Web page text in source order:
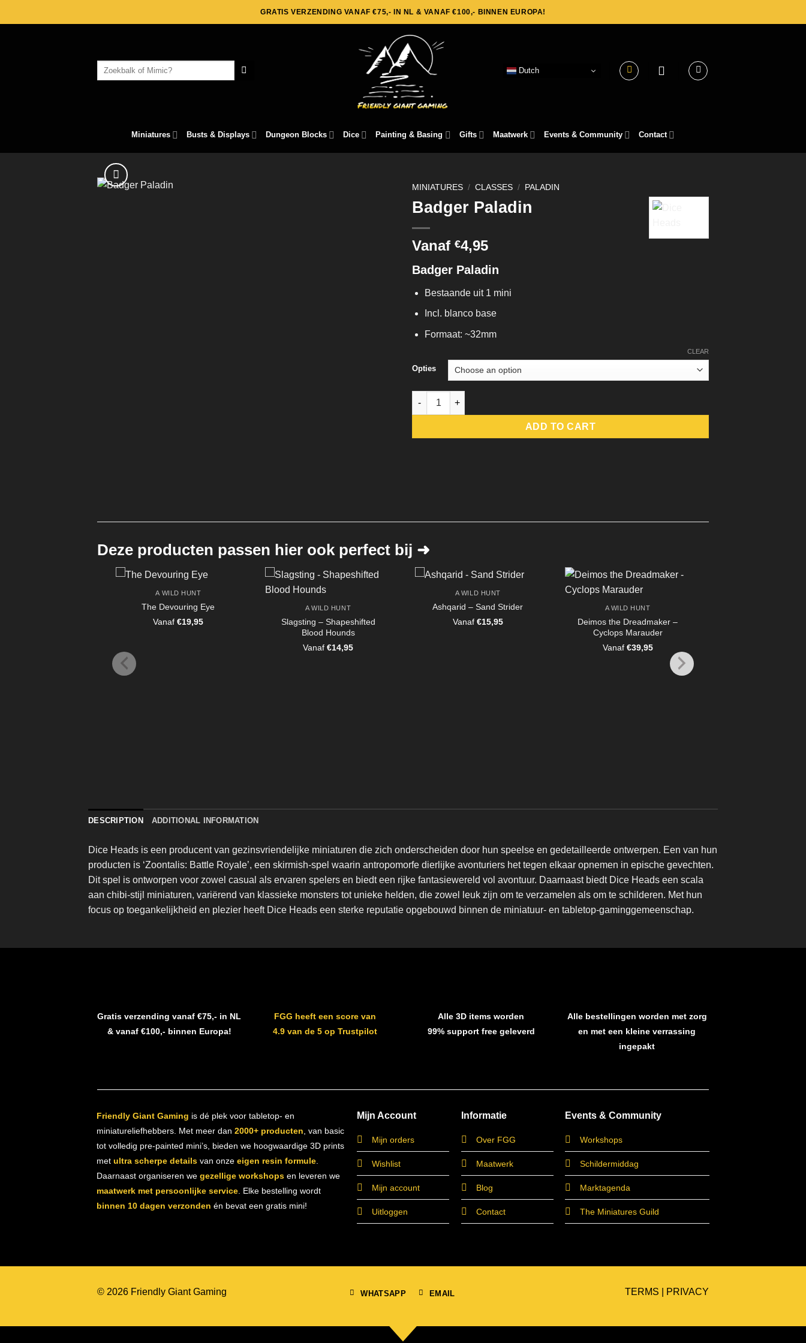
to
GRATIS VERZENDING VANAF €75,- IN NL & VANAF €100,- BINNEN EUROPA!
Search
Dutch
Miniatures Busts & Displays Dungeon Blocks Dice Painting & Basing Gifts Maatwerk Events & Community Contact
MINIATURES / CLASSES / PALADIN
Badger Paladin
Vanaf €4,95
Badger Paladin
Bestaande uit 1 mini
Incl. blanco base
Formaat: ~32mm
Opties
CLEAR
Badger Paladin quantity
ADD TO CART
Deze producten passen hier ook perfect bij ➜
A WILD HUNT
The Devouring Eye
Vanaf€19,95
A WILD HUNT
Slagsting – Shapeshifted
Blood Hounds
Vanaf€14,95
A WILD HUNT
Ashqarid – Sand Strider
Vanaf €15,95
A WILD HUNT
Deimos the Dreadmaker –
Cyclops Marauder
Vanaf €39,95
DESCRIPTION ADDITIONAL INFORMATION
Dice Heads is een producent van gezinsvriendelijke miniaturen die zich onderscheiden door hun speelse en gedetailleerde ontwerpen. Een van hun
producten is ‘Zoontalis: Battle Royale’, een skirmish-spel waarin antropomorfe dierlijke avonturiers het tegen elkaar opnemen in epische gevechten.
Dit spel is ontworpen voor zowel casual als ervaren spelers en biedt een rijke fantasiewereld vol avontuur. Daarnaast biedt Dice Heads een scala
aan chibi-stijl miniaturen, variërend van klassieke monsters tot unieke helden, die zowel leuk zijn om te verzamelen als om te schilderen. Met hun
focus op toegankelijkheid en plezier heeft Dice Heads een sterke reputatie opgebouwd binnen de miniatuur- en tabletop-gaminggemeenschap.
Gratis verzending vanaf €75,- in NL
& vanaf €100,- binnen Europa!
FGG heeft een score van
4.9 van de 5 op Trustpilot
Alle 3D items worden
99% support free geleverd
Alle bestellingen worden met zorg
en met een kleine verrassing
ingepakt
Friendly Giant Gaming is dé plek voor tabletop- en
miniatureliefhebbers. Met meer dan 2000+ producten, van basic
tot volledig pre-painted mini’s, bieden we hoogwaardige 3D prints
met ultra scherpe detailsvan onze eigen resin formule.
Daarnaast organiseren we gezellige workshopsen leveren we
maatwerk met persoonlijke service. Elke bestelling wordt
binnen 10 dagen verzonden én bevat een gratis mini!
Mijn Account
Mijn orders
Wishlist
Mijn account
Uitloggen
Informatie
Over FGG
Maatwerk
Blog
Contact
Events & Community
Workshops
Schildermiddag
Marktagenda
The Miniatures Guild
© 2026 Friendly Giant Gaming WHATSAPP EMAIL TERMS PRIVACY